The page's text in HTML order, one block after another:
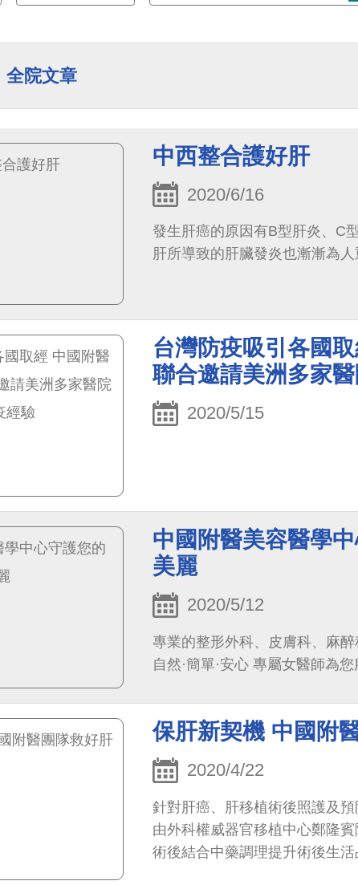
全院文章
中西整合護好肝
2020/6/16
發生肝癌的原因有B型肝炎、C
肝所導致的肝臟發炎也漸漸為人
台灣防疫吸引各國
聯合邀請美洲多家
2020/5/15
中國附醫美容醫學
美麗
2020/5/12
專業的整形外科、皮膚科、麻
自然·簡單·安心 專屬女醫師為
保肝新契機 中國附
2020/4/22
針對肝癌、肝移植術後照護及
由外科權威器官移植中心鄭隆
術後結合中藥調理提升術後生活